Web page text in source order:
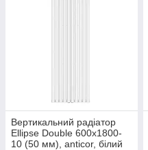
Вертикальний радіатор
Ellipse Double 600х1800-
10 (50 мм), anticor, білий